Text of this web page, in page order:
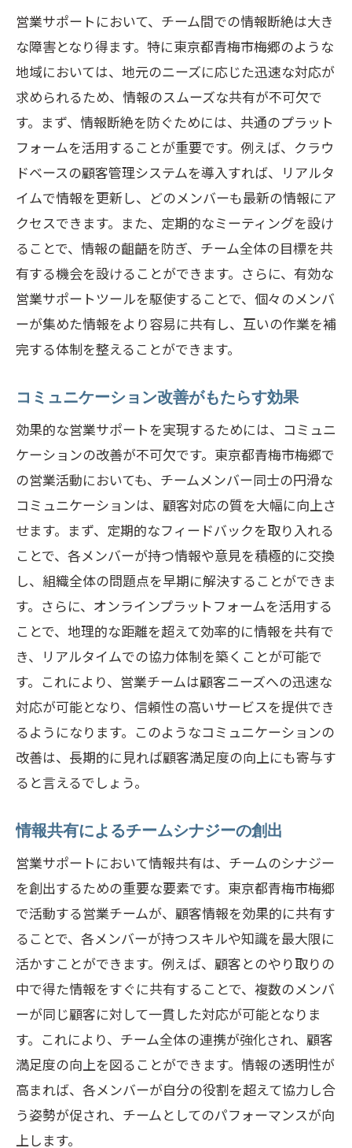
営業サポートにおいて、チーム間での情報断絶は大き
な障害となり得ます。特に東京都青梅市梅郷のような
地域においては、地元のニーズに応じた迅速な対応が
求められるため、情報のスムーズな共有が不可欠で
す。まず、情報断絶を防ぐためには、共通のプラット
フォームを活用することが重要です。例えば、クラウ
ドベースの顧客管理システムを導入すれば、リアルタ
イムで情報を更新し、どのメンバーも最新の情報にア
クセスできます。また、定期的なミーティングを設け
ることで、情報の齟齬を防ぎ、チーム全体の目標を共
有する機会を設けることができます。さらに、有効な
営業サポートツールを駆使することで、個々のメンバ
ーが集めた情報をより容易に共有し、互いの作業を補
完する体制を整えることができます。
コミュニケーション改善がもたらす効果
効果的な営業サポートを実現するためには、コミュニ
ケーションの改善が不可欠です。東京都青梅市梅郷で
の営業活動においても、チームメンバー同士の円滑な
コミュニケーションは、顧客対応の質を大幅に向上さ
せます。まず、定期的なフィードバックを取り入れる
ことで、各メンバーが持つ情報や意見を積極的に交換
し、組織全体の問題点を早期に解決することができま
す。さらに、オンラインプラットフォームを活用する
ことで、地理的な距離を超えて効率的に情報を共有で
き、リアルタイムでの協力体制を築くことが可能で
す。これにより、営業チームは顧客ニーズへの迅速な
対応が可能となり、信頼性の高いサービスを提供でき
るようになります。このようなコミュニケーションの
改善は、長期的に見れば顧客満足度の向上にも寄与す
ると言えるでしょう。
情報共有によるチームシナジーの創出
営業サポートにおいて情報共有は、チームのシナジー
を創出するための重要な要素です。東京都青梅市梅郷
で活動する営業チームが、顧客情報を効果的に共有す
ることで、各メンバーが持つスキルや知識を最大限に
活かすことができます。例えば、顧客とのやり取りの
中で得た情報をすぐに共有することで、複数のメンバ
ーが同じ顧客に対して一貫した対応が可能となりま
す。これにより、チーム全体の連携が強化され、顧客
満足度の向上を図ることができます。情報の透明性が
高まれば、各メンバーが自分の役割を超えて協力し合
う姿勢が促され、チームとしてのパフォーマンスが向
上します。